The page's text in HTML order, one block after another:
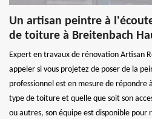
Un artisan peintre à
de toiture à Breitenbach
Expert en travaux de rénovation Artisan
appeler si vous projetez de poser de la
professionnel est en mesure de répondre
type de toiture et quelle que soit son
ou autres, son équipe est disponible pour